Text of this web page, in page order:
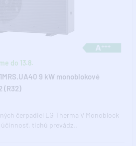
do 13.8.
9 kW monoblokové
(R32)
čerpadiel LG Therma V Monoblock
tichú prevádz..